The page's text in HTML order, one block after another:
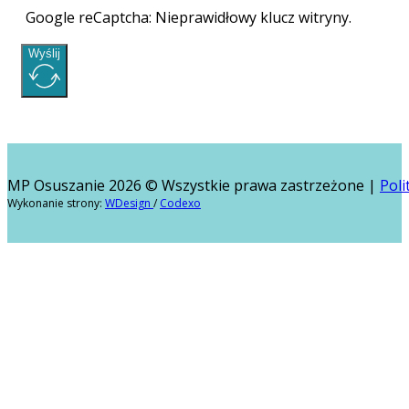
Google reCaptcha: Nieprawidłowy klucz witryny.
Wyślij
MP Osuszanie 2026 © Wszystkie prawa zastrzeżone |
Wykonanie strony: WDesign / Codexo